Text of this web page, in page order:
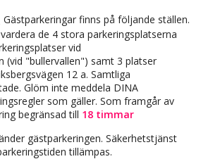
Gästparkeringar finns på följande ställen.
de 4 stora parkeringsplatserna
vid
(vid "bullervallen") samt 3 platser
12 a. Samtliga
Glöm inte meddela DINA
som gäller. Som framgår av
begränsad till 18 timmar
gästparkeringen. Säkerhetstjänst
tillämpas.